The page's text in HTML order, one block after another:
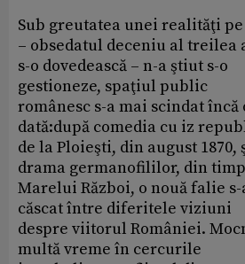
Sub greutatea unei realităţi
– obsedatul deceniu al treilea
s-o dovedească – n-a ştiut s-o
gestioneze, spaţiul public
românesc s-a mai scindat încă
dată:după comedia cu iz
de la Ploieşti, din august 1870,
drama germanofililor, din
Marelui Război, o nouă falie s-
căscat între diferitele viziuni
despre viitorul României.
multă vreme în cercurile